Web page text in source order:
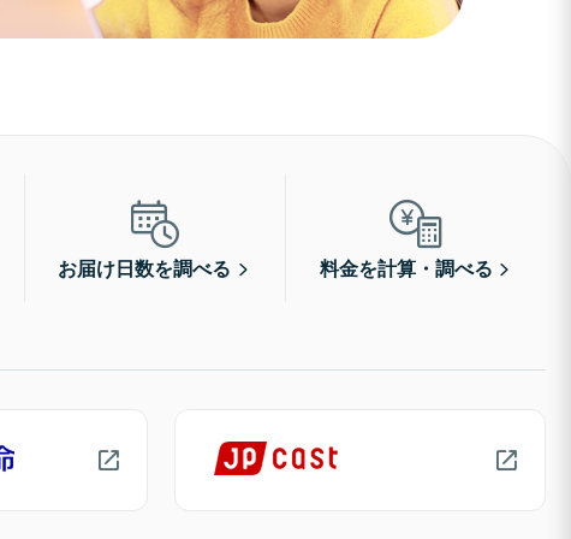
お届け日数を調べる 料金を計算・調べる